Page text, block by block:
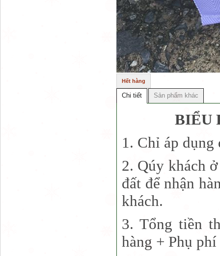
Hết hàng
Chi tiết Sản phẩm khác
BIỂU
1. Chỉ áp
2. Qúy khách
đất để nhận
khách.
3. Tổng tiền
hàng + Phụ